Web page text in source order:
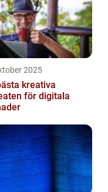
2025
kreativa
för digitala